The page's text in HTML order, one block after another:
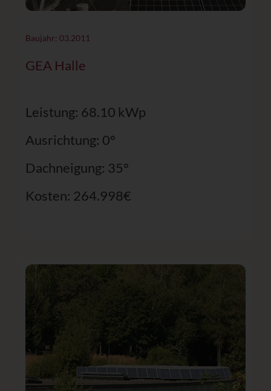
Baujahr: 03.2011
GEA Halle
Leistung: 68.10 kWp
Ausrichtung: 0°
Dachneigung: 35°
Kosten: 264.998€